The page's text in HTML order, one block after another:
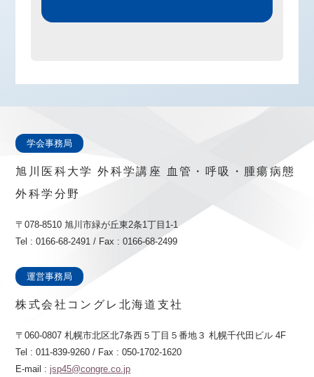
学会事務局
旭川医科大学 外科学講座 血管・呼吸・腫瘍病態
外科学分野
〒078-8510 旭川市緑が丘東2条1丁目1-1
Tel : 0166-68-2491 / Fax : 0166-68-2499
運営事務局
株式会社コングレ北海道支社
〒060-0807 札幌市北区北7条西５丁目５番地３ 札幌千代田ビル 4F
Tel : 011-839-9260 / Fax : 050-1702-1620
E-mail : jsp45@congre.co.jp